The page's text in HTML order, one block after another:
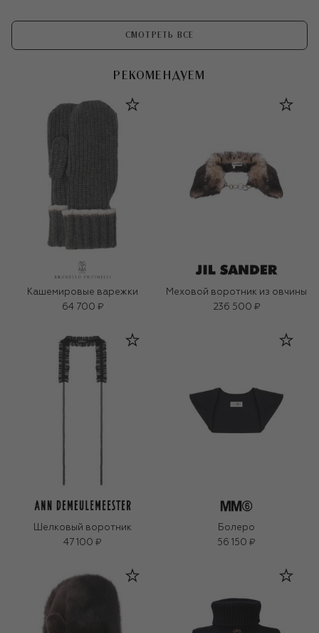
СМОТРЕТЬ ВСЕ
РЕКОМЕНДУЕМ
Кашемировые варежки
64 700 ₽
Меховой воротник из овчины
236 500 ₽
Шелковый воротник
47 100 ₽
Болеро
56 150 ₽